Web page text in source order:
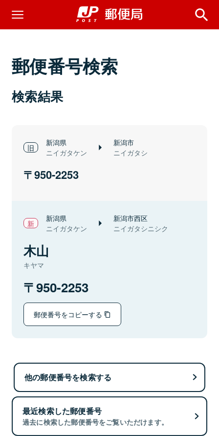
郵便番号検索
検索結果
新潟県
ニイガタケン
新潟市
ニイガタシ
950-2253
新潟県
ニイガタケン
新潟市西区
ニイガタシニシク
木山
キヤマ
950-2253
郵便番号をコピーする
他の郵便番号を検索する
最近検索した郵便番号
過去に検索した郵便番号をご覧いただけます。